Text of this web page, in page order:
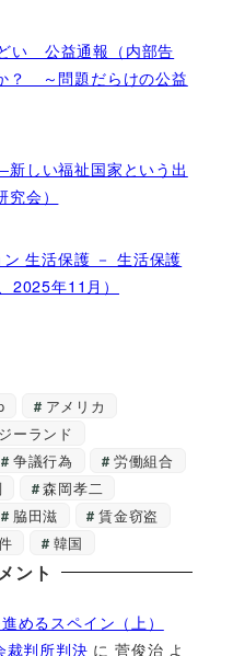
い 公益通報（内部告
？ ～問題だらけの公益
新しい福祉国家という出
会）
生活保護 － 生活保護
2025年11月）
アメリカ
ーランド
争議行為
労働組合
森岡孝二
脇田滋
賃金窃盗
韓国
ント
めるスペイン（上）
裁判所判決 に菅俊治 よ